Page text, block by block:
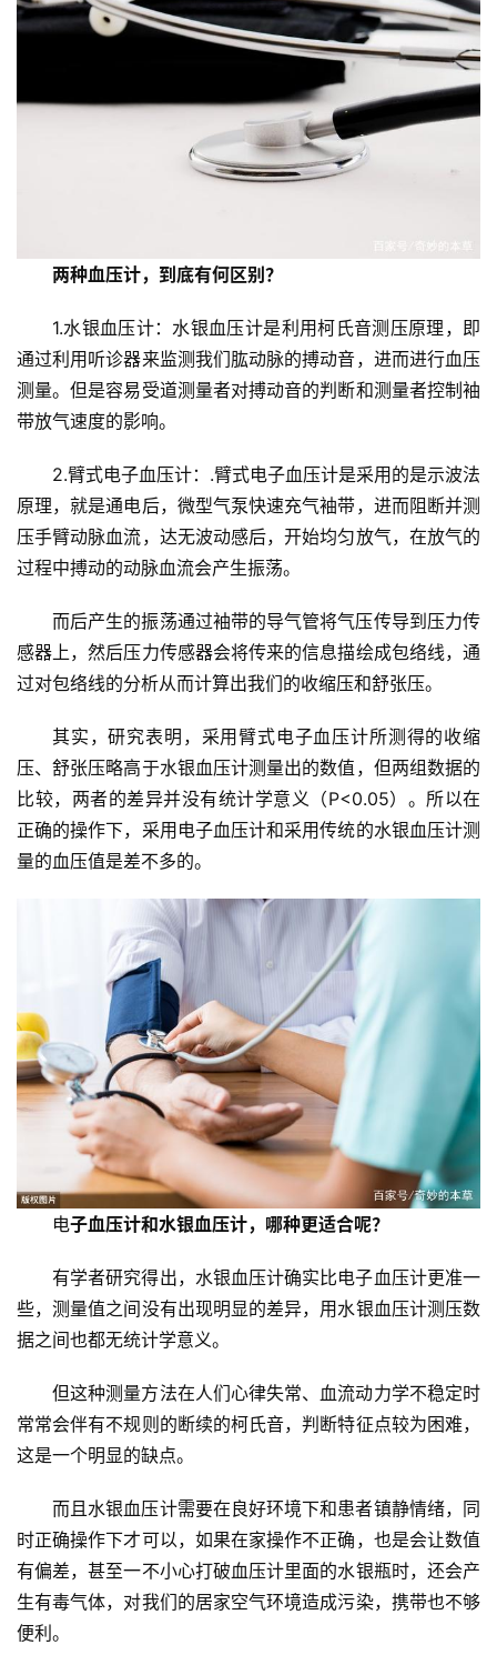
新
闻
管
中
设
心
血
两种血压计，到底有何区别？
1.水银血压计：水银血压计是利用柯氏音测压原理，即
通过利用听诊器来监测我们肱动脉的搏动音，进而进行血压
测量。但是容易受道测量者对搏动音的判断和测量者控制袖
带放气速度的影响。
2.臂式电子血压计：.臂式电子血压计是采用的是示波法
原理，就是通电后，微型气泵快速充气袖带，进而阻断并测
压手臂动脉血流，达无波动感后，开始均匀放气，在放气的
过程中搏动的动脉血流会产生振荡。
而后产生的振荡通过袖带的导气管将气压传导到压力传
感器上，然后压力传感器会将传来的信息描绘成包络线，通
过对包络线的分析从而计算出我们的收缩压和舒张压。
其实，研究表明，采用臂式电子血压计所测得的收缩
压、舒张压略高于水银血压计测量出的数值，但两组数据的
比较，两者的差异并没有统计学意义（P<0.05）。所以在
正确的操作下，采用电子血压计和采用传统的水银血压计测
量的血压值是差不多的。
电子血压计和水银血压计，哪种更适合呢？
有学者研究得出，水银血压计确实比电子血压计更准一
些，测量值之间没有出现明显的差异，用水银血压计测压数
据之间也都无统计学意义。
但这种测量方法在人们心律失常、血流动力学不稳定时
常常会伴有不规则的断续的柯氏音，判断特征点较为困难，
这是一个明显的缺点。
而且水银血压计需要在良好环境下和患者镇静情绪，同
时正确操作下才可以，如果在家操作不正确，也是会让数值
有偏差，甚至一不小心打破血压计里面的水银瓶时，还会产
生有毒气体，对我们的居家空气环境造成污染，携带也不够
便利。